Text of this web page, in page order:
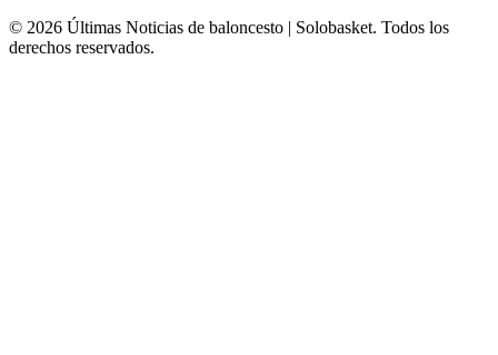
© 2026 Últimas Noticias de baloncesto | Solobasket. Todos los
derechos reservados.